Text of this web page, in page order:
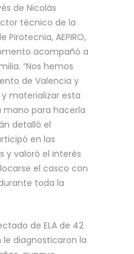
de Nicolás
técnico de la
Pirotecnia, AEPIRO,
acompañó a
“Nos hemos
de Valencia y
y materializar esta
mano para hacerla
detalló el
en las
y valoró el interés
el casco con
toda la
de ELA de 42
le diagnosticaron la